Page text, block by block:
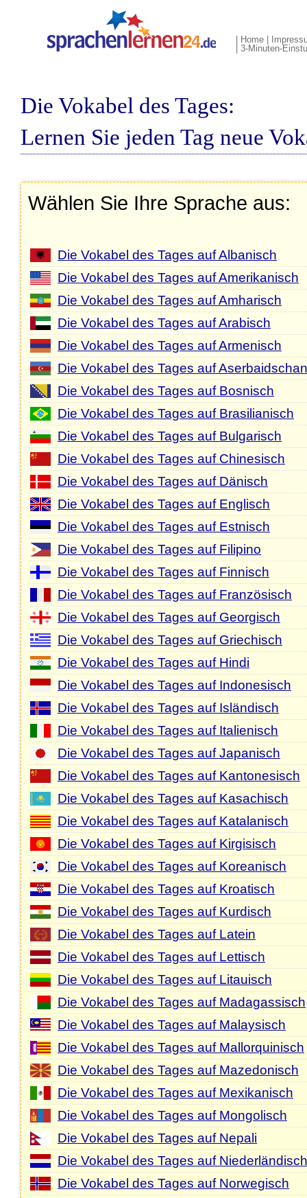
Home
3-Minuten-
Die Vokabel des Tages:
Lernen Sie jeden Tag neue
Wählen Sie Ihre Sprache aus:
Die Vokabel des Tages auf Albanisch
Die Vokabel des Tages auf Amerikanisch
Die Vokabel des Tages auf Amharisch
Die Vokabel des Tages auf Arabisch
Die Vokabel des Tages auf Armenisch
Die Vokabel des Tages auf
Die Vokabel des Tages auf Bosnisch
Die Vokabel des Tages auf Brasilianisch
Die Vokabel des Tages auf Bulgarisch
Die Vokabel des Tages auf Chinesisch
Die Vokabel des Tages auf Dänisch
Die Vokabel des Tages auf Englisch
Die Vokabel des Tages auf Estnisch
Die Vokabel des Tages auf Filipino
Die Vokabel des Tages auf Finnisch
Die Vokabel des Tages auf Französisch
Die Vokabel des Tages auf Georgisch
Die Vokabel des Tages auf Griechisch
Die Vokabel des Tages auf Hindi
Die Vokabel des Tages auf Indonesisch
Die Vokabel des Tages auf Isländisch
Die Vokabel des Tages auf Italienisch
Die Vokabel des Tages auf Japanisch
Die Vokabel des Tages auf Kantonesisch
Die Vokabel des Tages auf Kasachisch
Die Vokabel des Tages auf Katalanisch
Die Vokabel des Tages auf Kirgisisch
Die Vokabel des Tages auf Koreanisch
Die Vokabel des Tages auf Kroatisch
Die Vokabel des Tages auf Kurdisch
Die Vokabel des Tages auf Latein
Die Vokabel des Tages auf Lettisch
Die Vokabel des Tages auf Litauisch
Die Vokabel des Tages auf Madagassisch
Die Vokabel des Tages auf Malaysisch
Die Vokabel des Tages auf Mallorquinisch
Die Vokabel des Tages auf Mazedonisch
Die Vokabel des Tages auf Mexikanisch
Die Vokabel des Tages auf Mongolisch
Die Vokabel des Tages auf Nepali
Die Vokabel des Tages auf Niederländisch
Die Vokabel des Tages auf Norwegisch